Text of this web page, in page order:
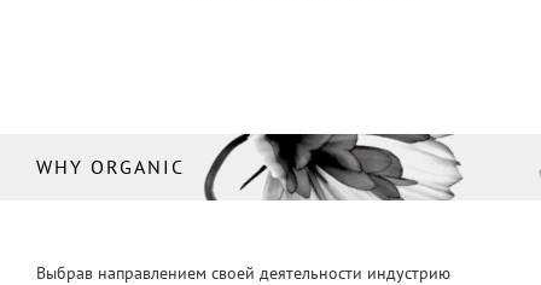
WHY ORGANIC
Выбрав направлением своей деятельности индустрию